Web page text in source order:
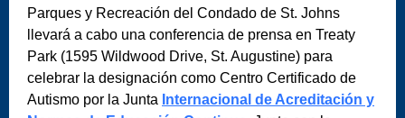
Parques y Recreación del Condado de St. Johns
llevará a cabo una conferencia de prensa en Treaty
Park (1595 Wildwood Drive, St. Augustine) para
celebrar la designación como Centro Certificado de
Autismo por la Junta Internacional de Acreditación y